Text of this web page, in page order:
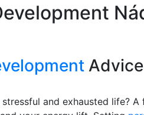
and exhausted life?